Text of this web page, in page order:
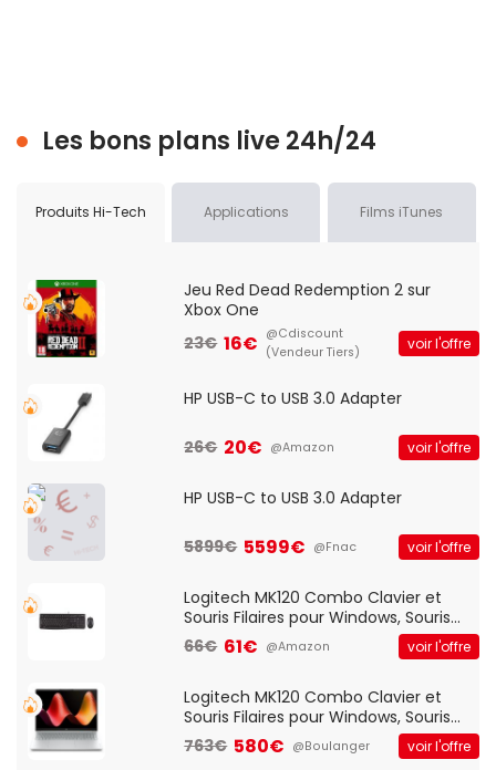
Les bons plans live 24h/24
Produits Hi-Tech Applications Films iTunes
Jeu Red Dead Redemption 2 sur
Xbox One
23€ 16€ @Cdiscount
(Vendeur Tiers)
voir l'offre
HP USB-C to USB 3.0 Adapter
26€ 20€ @Amazon voir l'offre
HP USB-C to USB 3.0 Adapter
5899€ 5599€ @Fnac voir l'offre
Logitech MK120 Combo Clavier et
Souris Filaires pour Windows, Souris
Optique Filaire, Connexion USB Plug
And Play, Confortable, Taille
QWERTY UK - Noir
66€ 61€ @Amazon voir l'offre
Logitech MK120 Combo Clavier et
Souris Filaires pour Windows, Souris
Optique Filaire, Connexion USB Plug
And Play, Confortable, Taille
763€ 580€ @Boulanger voir l'offre